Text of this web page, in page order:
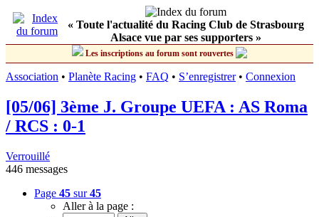
« Toute l'actualité du Racing Club de Strasbourg
Alsace vue par ses supporters »
Les inscriptions au forum sont rouvertes
Association • Planète Racing • FAQ • S’enregistrer• Connexion
[05/06] 3ème J. Groupe UEFA : AS Roma
/ RCS : 0-1
Verrouillé
446 messages
Page 45 sur45
Aller à la page :